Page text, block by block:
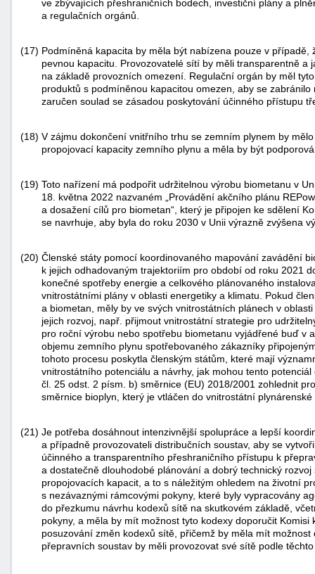
ve zbývajících přeshraničních bodech, investiční plány a
a regulačních orgánů.
(17) Podmíněná kapacita by měla být nabízena pouze v
pevnou kapacitu. Provozovatelé sítí by měli transparentně
na základě provozních omezení. Regulační orgán by měl
produktů s podmíněnou kapacitou omezen, aby se
zaručen soulad se zásadou poskytování účinného přístupu
(18) V zájmu dokončení vnitřního trhu se zemním plynem by
propojovací kapacity zemního plynu a měla by být
(19) Toto nařízení má podpořit udržitelnou výrobu biometanu v
18. května 2022 nazvaném „Provádění akčního plánu
a dosažení cílů pro biometan“, který je připojen ke sdělení
se navrhuje, aby byla do roku 2030 v Unii výrazně zvýšena
(20) Členské státy pomocí koordinovaného mapování zavádění
k jejich odhadovaným trajektoriím pro období od roku 2021
konečné spotřeby energie a celkového plánovaného
vnitrostátními plány v oblasti energetiky a klimatu. Pokud
a biometan, měly by ve svých vnitrostátních plánech v
jejich rozvoj, např. přijmout vnitrostátní strategie pro
pro roční výrobu nebo spotřebu biometanu vyjádřené buď v
objemu zemního plynu spotřebovaného zákazníky
tohoto procesu poskytla členským státům, které mají
vnitrostátního potenciálu a návrhy, jak mohou tento
čl. 25 odst. 2 písm. b) směrnice (EU) 2018/2001 zohlednit
směrnice bioplyn, který je vtláčen do vnitrostátní
(21) Je potřeba dosáhnout intenzivnější spolupráce a lepší
a případně provozovateli distribučních soustav, aby se
účinného a transparentního přeshraničního přístupu k
a dostatečně dlouhodobé plánování a dobrý technický
propojovacích kapacit, a to s náležitým ohledem na životní
s nezávaznými rámcovými pokyny, které byly vypracovány
do přezkumu návrhu kodexů sítě na skutkovém základě,
pokyny, a měla by mít možnost tyto kodexy doporučit
posuzování změn kodexů sítě, přičemž by měla mít
přepravních soustav by měli provozovat své sítě podle